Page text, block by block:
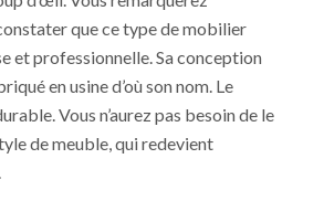
que ce type de mobilier
et professionnelle. Sa conception
en usine d’où son nom. Le
Vous n’aurez pas besoin de le
de meuble, qui redevient